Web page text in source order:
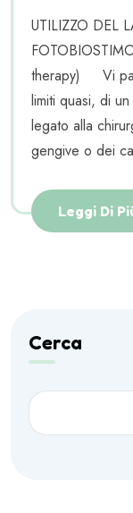
UTILIZZO DEL
therapy) Vi
limiti quasi, di
legato alla
gengive o dei
Leggi Di
Cerca